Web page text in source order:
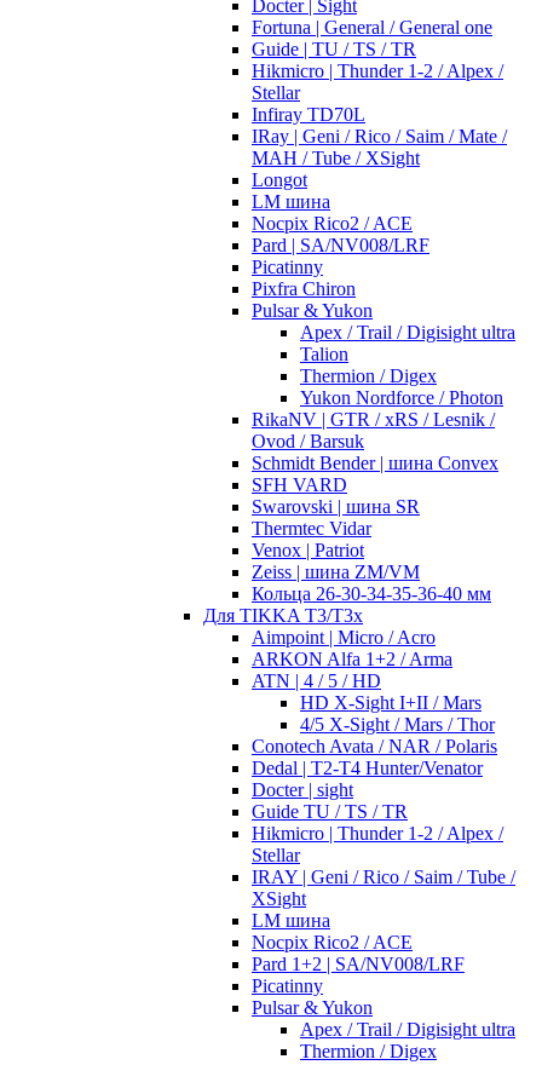
Docter | Sight
Fortuna | General / General one
Guide | TU / TS / TR
Hikmicro | Thunder 1-2 / Alpex /
Stellar
Infiray TD70L
IRay | Geni / Rico / Saim / Mate /
MAH / Tube / XSight
Longot
LM шина
Nocpix Rico2 / ACE
Pard | SA/NV008/LRF
Picatinny
Pixfra Chiron
Pulsar & Yukon
Apex / Trail / Digisight ultra
Talion
Thermion / Digex
Yukon Nordforce / Photon
RikaNV | GTR / xRS / Lesnik /
Ovod / Barsuk
Schmidt Bender | шина Convex
SFH VARD
Swarovski | шина SR
Thermtec Vidar
Venox | Patriot
Zeiss | шина ZM/VM
Кольца 26-30-34-35-36-40 мм
Для TIKKA T3/T3x
Aimpoint | Micro / Acro
ARKON Alfa 1+2 / Arma
ATN | 4 / 5 / HD
HD X-Sight I+II / Mars
4/5 X-Sight / Mars / Thor
Conotech Avata / NAR / Polaris
Dedal | T2-T4 Hunter/Venator
Docter | sight
Guide TU / TS / TR
Hikmicro | Thunder 1-2 / Alpex /
Stellar
IRAY | Geni / Rico / Saim / Tube /
XSight
LM шина
Nocpix Rico2 / ACE
Pard 1+2 | SA/NV008/LRF
Picatinny
Pulsar & Yukon
Apex / Trail / Digisight ultra
Thermion / Digex